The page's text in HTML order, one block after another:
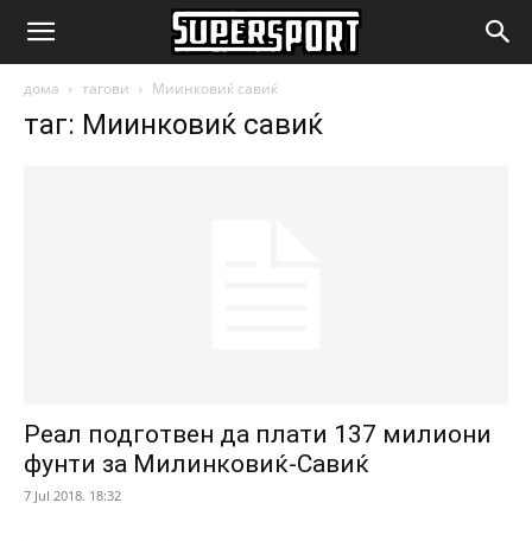
SuperSport.mk
дома тагови Миинковиќ савиќ
таг: Миинковиќ савиќ
Реал подготвен да плати 137 милиони
фунти за Милинковиќ-Савиќ
7 Jul 2018. 18:32